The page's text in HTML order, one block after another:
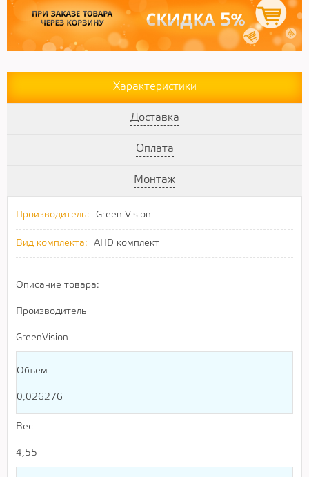
Характеристики
Доставка
Оплата
Монтаж
Производитель: Green Vision
Вид комплекта: AHD комплект
Описание товара:
Производитель
GreenVision
Объем
0,026276
Вес
4,55